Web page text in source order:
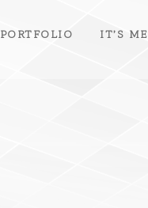
PORTFOLIO IT’S ME